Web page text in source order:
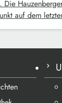
Die
auf dem